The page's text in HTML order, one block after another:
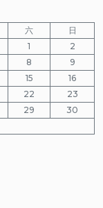
状
态，
netstat
命
令
详
解
六
日
1
2
8
9
15
16
22
23
29
30